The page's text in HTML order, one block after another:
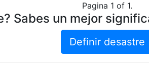
Pagina 1 of 1.
Sabes un mejor
Definir desastre